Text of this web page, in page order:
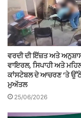
ਵਰਦੀ ਦੀ ਇੱਜ਼ਤ ਅਤੇ
ਵਾਇਰਲ, ਸਿਪਾਹੀ ਅਤੇ
ਕਾਂਸਟੇਬਲ ਦੇ ਆਚਰਣ ‘ਤੇ
ਮੁਅੱਤਲ
25/06/2026